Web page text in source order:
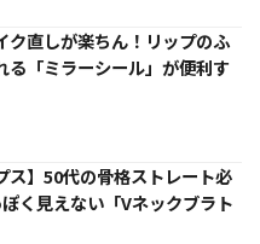
ク直しが楽ちん！リップのふ
る「ミラーシール」が便利す
ス】50代の骨格ストレート必
く見えない「Vネックブラト